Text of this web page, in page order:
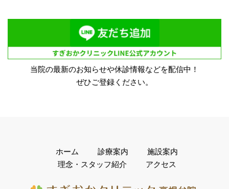
当院の最新のお知らせや休診情報などを配信中！
ぜひご登録ください。
ホーム 診療案内
施設案内
理念・スタッフ紹介
アクセス